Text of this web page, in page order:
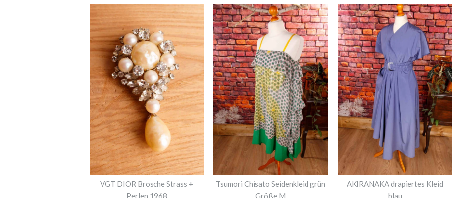
VGT DIOR Brosche Strass +
Perlen 1968
Tsumori Chisato Seidenkleid grün
Größe M
AKIRANAKA drapiertes Kleid
blau